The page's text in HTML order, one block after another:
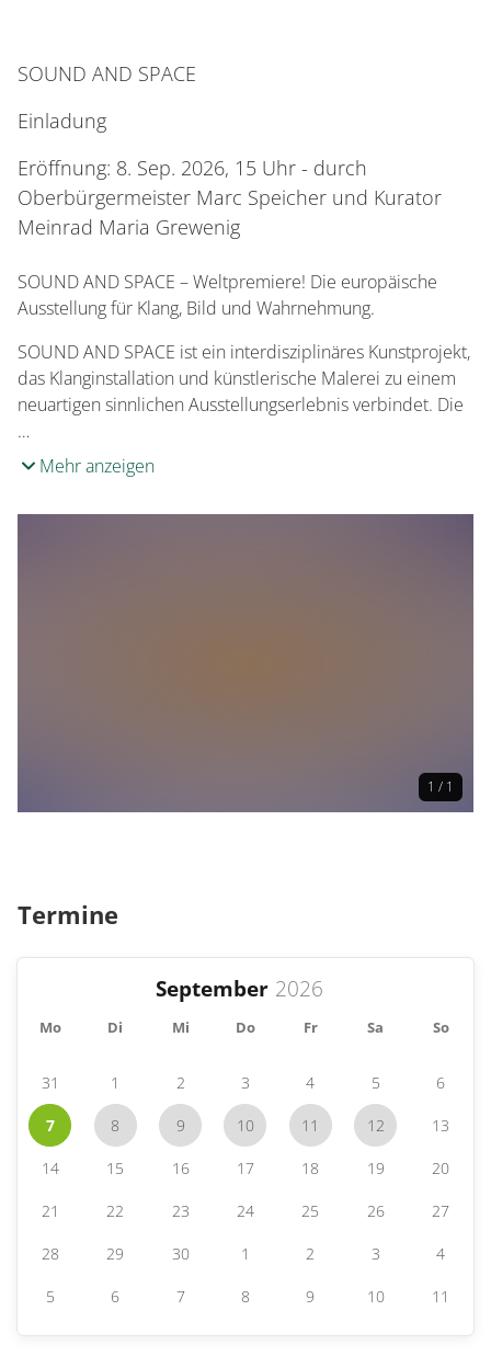
SOUND AND SPACE
Einladung
Eröffnung: 8. Sep. 2026, 15 Uhr - durch
Oberbürgermeister Marc Speicher und Kurator
Meinrad Maria Grewenig
SOUND AND SPACE – Weltpremiere! Die europäische
Ausstellung für Klang, Bild und Wahrnehmung.
SOUND AND SPACE ist ein interdisziplinäres Kunstprojekt,
das Klanginstallation und künstlerische Malerei zu einem
neuartigen sinnlichen Ausstellungserlebnis verbindet. Die
…
Mehr anzeigen
1 / 1
Termine
September
Mo Di Mi Do Fr Sa So
31 1 2 3 4 5 6
7 8 9 10 11 12 13
14 15 16 17 18 19 20
21 22 23 24 25 26 27
28 29 30 1 2 3 4
5 6 7 8 9 10 11